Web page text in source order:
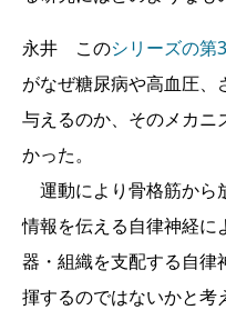
永井 このシリーズの第
がなぜ糖尿病や高血圧、
与えるのか、そのメカニ
かった。
運動により骨格筋から
情報を伝える自律神経に
器・組織を支配する自律
揮するのではないかと考